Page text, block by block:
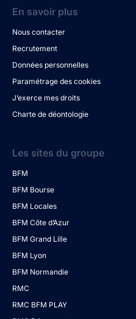
En savoir plus
Nous contacter
Recrutement
Données personnelles
Paramétrage des cookies
J’exerce mes droits
Charte de déontologie
Les sites du groupe
BFM
BFM Bourse
BFM Locales
BFM Côte d’Azur
BFM Grand Lille
BFM Lyon
BFM Normandie
RMC
RMC BFM PLAY